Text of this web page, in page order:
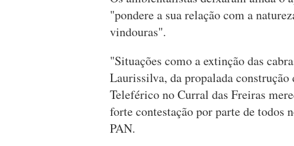
"pondere a sua relação com a
vindouras".
"Situações como a extinção das
Laurissilva, da propalada construção
Teleférico no Curral das Freiras
forte contestação por parte de todos
PAN.